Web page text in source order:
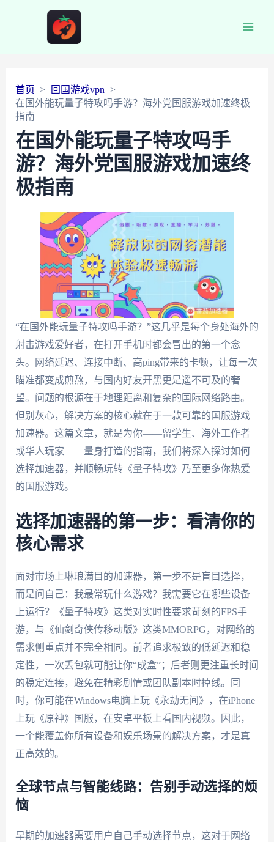
首页
回国游戏vpn
在国外能玩量子特攻吗手游？海外党国服游戏加速终极
指南
在国外能玩量子特攻吗手
游？海外党国服游戏加速终
极指南
“在国外能玩量子特攻吗手游？”这几乎是每个身处海外的
射击游戏爱好者，在打开手机时都会冒出的第一个念
头。网络延迟、连接中断、高ping带来的卡顿，让每一次
瞄准都变成煎熬，与国内好友开黑更是遥不可及的奢
望。问题的根源在于地理距离和复杂的国际网络路由。
但别灰心，解决方案的核心就在于一款可靠的国服游戏
加速器。这篇文章，就是为你——留学生、海外工作者
或华人玩家——量身打造的指南，我们将深入探讨如何
选择加速器，并顺畅玩转《量子特攻》乃至更多你热爱
的国服游戏。
选择加速器的第一步：看清你的
核心需求
面对市场上琳琅满目的加速器，第一步不是盲目选择，
而是问自己：我最常玩什么游戏？我需要它在哪些设备
上运行？《量子特攻》这类对实时性要求苛刻的FPS手
游，与《仙剑奇侠传移动版》这类MMORPG，对网络的
需求侧重点并不完全相同。前者追求极致的低延迟和稳
定性，一次丢包就可能让你“成盒”；后者则更注重长时间
的稳定连接，避免在精彩剧情或团队副本时掉线。同
时，你可能在Windows电脑上玩《永劫无间》，在iPhone
上玩《原神》国服，在安卓平板上看国内视频。因此，
一个能覆盖你所有设备和娱乐场景的解决方案，才是真
正高效的。
全球节点与智能线路：告别手动选择的烦
恼
早期的加速器需要用户自己手动选择节点，这对于网络